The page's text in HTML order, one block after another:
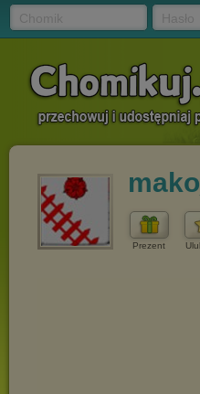
Prezent